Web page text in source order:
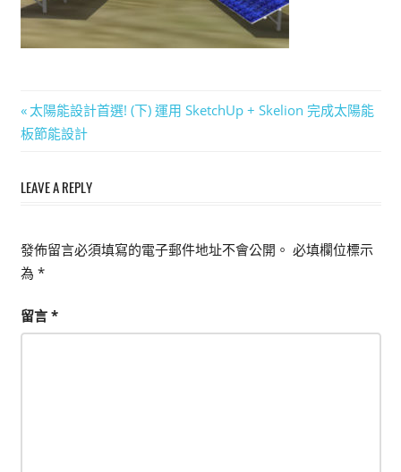
人
手
的
體
文
章
導
Previous
Post:
太陽能設計首選! (下) 運用 SketchUp + Skelion 完成太陽能
板節能設計
LEAVE A REPLY
發佈留言必須填寫的電子郵件地址不會公開。 必填欄位標示
為 *
留言 *